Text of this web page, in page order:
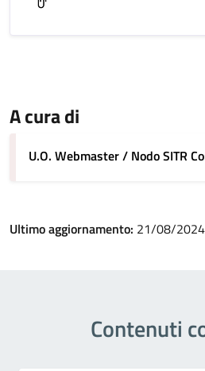
A cura di
U.O. Webmaster / Nodo SITR
Ultimo aggiornamento: 21/08/2024
Contenuti